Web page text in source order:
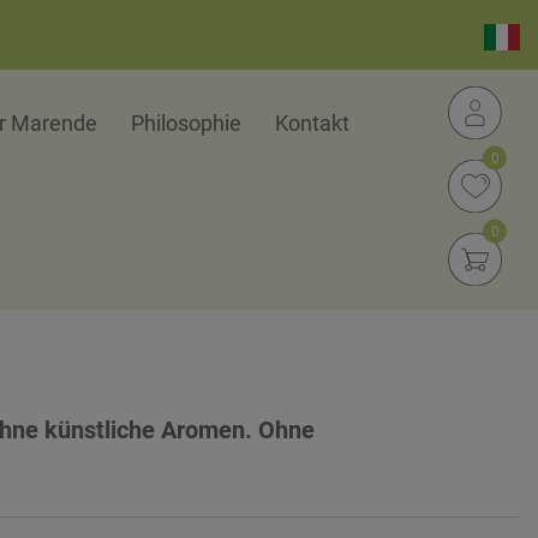
Marende Philosophie Kontakt
0
0
künstliche Aromen. Ohne